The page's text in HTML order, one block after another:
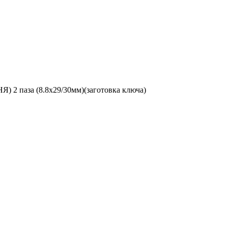
2 паза (8.8x29/30мм)(заготовка ключа)